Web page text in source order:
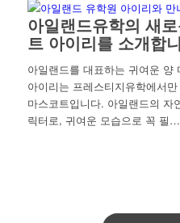
아일랜드유학의 새
트 아이리를 소개합
아일랜드를 대표하는 귀여운 양
아이리는 프레스티지유학에서
마스코트입니다. 아일랜드의 자
릭터로, 귀여운 모습으로 꼭 필…